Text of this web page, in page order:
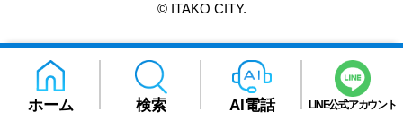
ホーム 検索 AI電話 LINE公式アカウント
© ITAKO CITY.